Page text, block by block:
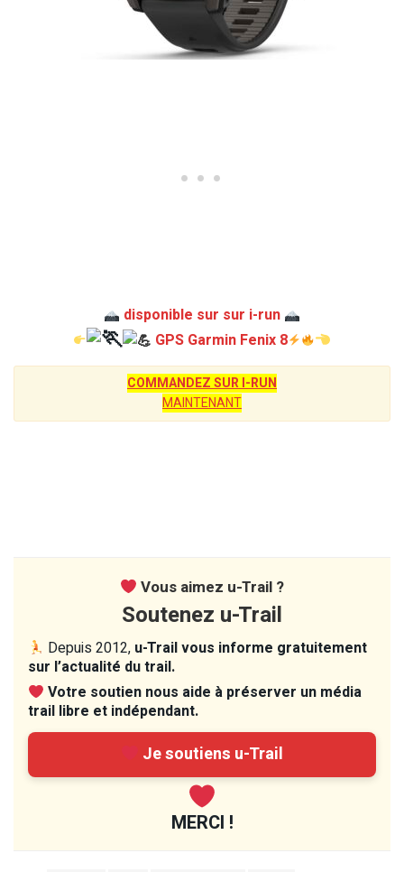
disponible sur sur i-run
GPS Garmin Fenix 8
COMMANDEZ SUR I-RUN
MAINTENANT
Vous aimez u-Trail ?
Soutenez u-Trail
Depuis 2012, u-Trail vous informe gratuitement
sur l’actualité du trail.
Votre soutien nous aide à préserver un média
trail libre et indépendant.
Je soutiens u-Trail
MERCI !